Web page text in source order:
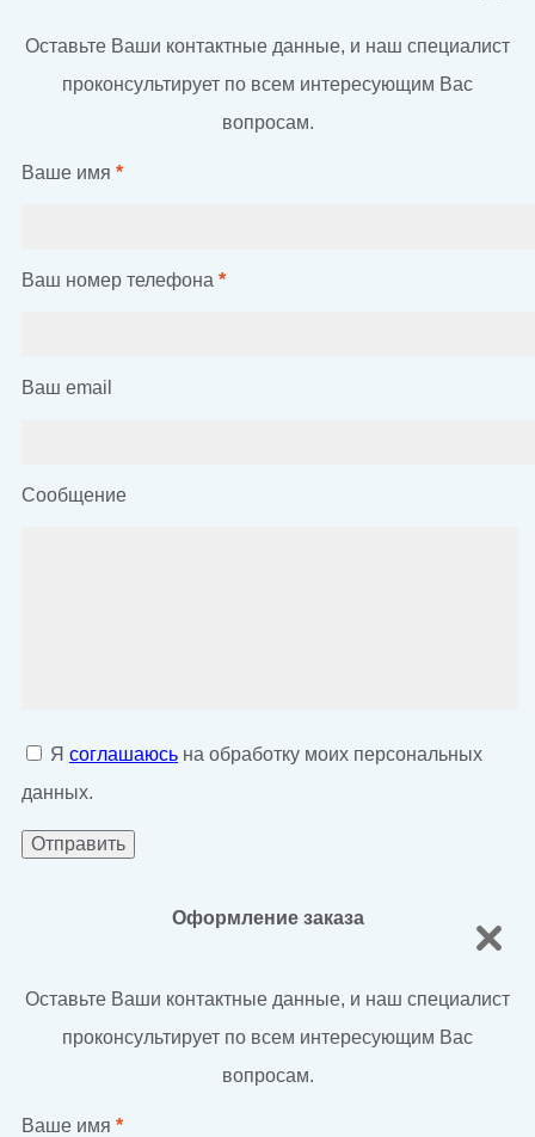
Оставьте Ваши контактные данные, и наш специалист
проконсультирует по всем интересующим Вас
вопросам.
Ваше имя *
Ваш номер телефона *
Ваш email
Сообщение
Я соглашаюсь на обработку моих персональных
данных.
Оформление заказа
Оставьте Ваши контактные данные, и наш специалист
проконсультирует по всем интересующим Вас
вопросам.
Ваше имя *